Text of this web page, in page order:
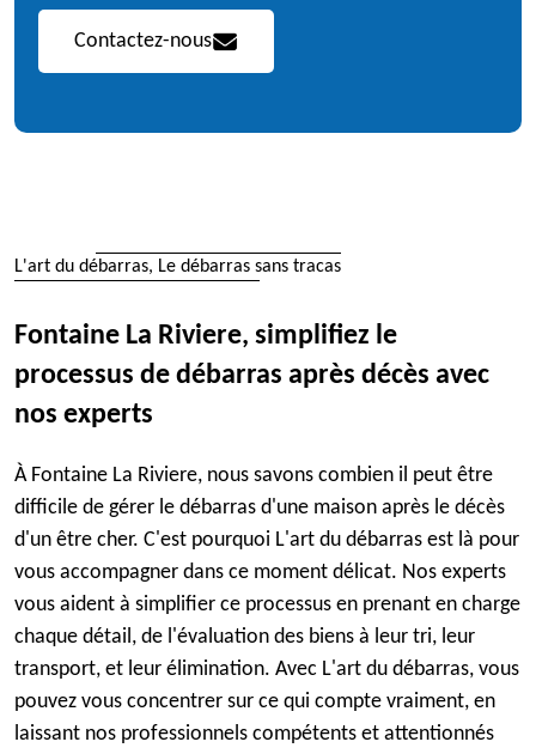
Contactez-nous
L'art du débarras, Le débarras sans tracas
Fontaine La Riviere, simplifiez le
processus de débarras après décès avec
nos experts
À Fontaine La Riviere, nous savons combien il peut être
difficile de gérer le débarras d'une maison après le décès
d'un être cher. C'est pourquoi L'art du débarras est là pour
vous accompagner dans ce moment délicat. Nos experts
vous aident à simplifier ce processus en prenant en charge
chaque détail, de l'évaluation des biens à leur tri, leur
transport, et leur élimination. Avec L'art du débarras, vous
pouvez vous concentrer sur ce qui compte vraiment, en
laissant nos professionnels compétents et attentionnés